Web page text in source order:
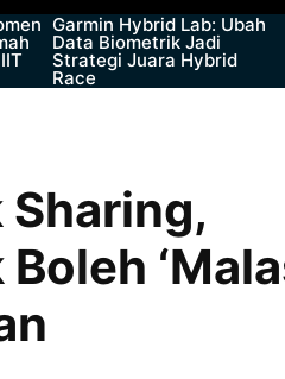
Garmin Hybrid Lab: Ubah
Data Biometrik Jadi
Strategi Juara Hybrid
Race